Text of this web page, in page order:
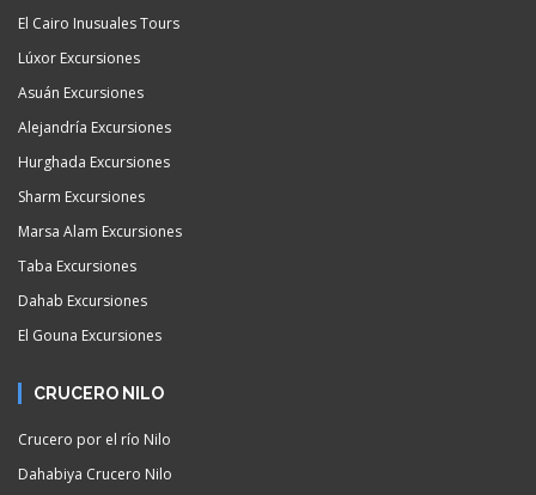
El Cairo Inusuales Tours
Lúxor Excursiones
Asuán Excursiones
Alejandría Excursiones
Hurghada Excursiones
Sharm Excursiones
Marsa Alam Excursiones
Taba Excursiones
Dahab Excursiones
El Gouna Excursiones
CRUCERO NILO
Crucero por el río Nilo
Dahabiya Crucero Nilo